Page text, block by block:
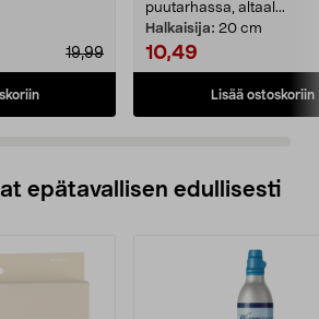
19,99
puutarhassa, altaal...
Halkaisija: 20 cm
10,49
Lisää ostoskoriin
epätavallisen edullisesti